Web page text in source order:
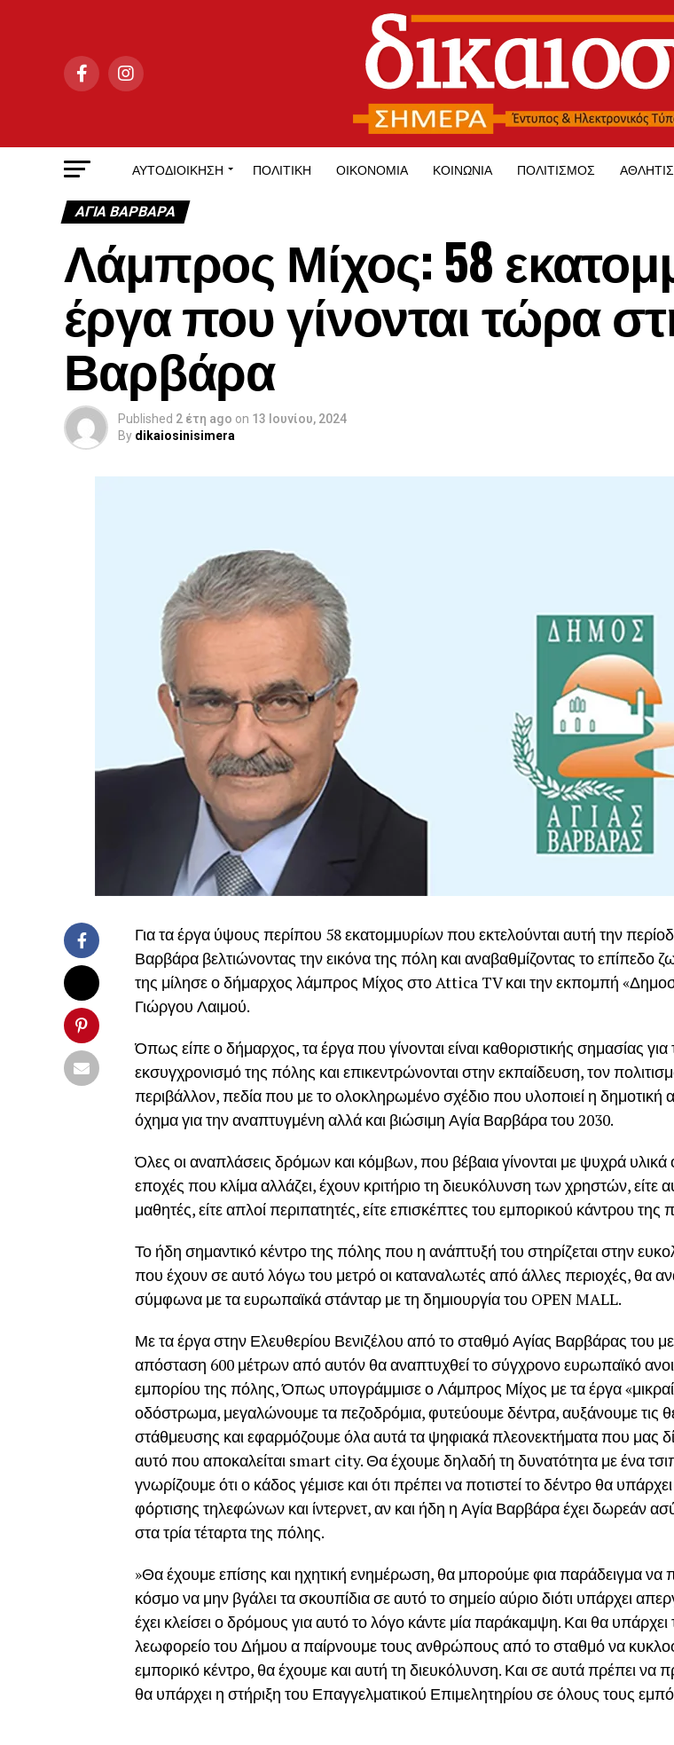
ΑΥΤΟΔΙΟΊΚΗΣΗ ΠΟΛΙΤΙΚΉ ΟΙΚΟΝΟΜΊΑ ΚΟΙΝΩΝΊΑ ΠΟΛΙΤΙΣΜΌΣ
ΑΓΙΑ ΒΑΡΒΑΡΑ
Λάμπρος Μίχος: 58
έργα που γίνονται τώρα
Βαρβάρα
Published 2 έτη ago on 13 Ιουνίου, 2024
By dikaiosinisimera
Για τα έργα ύψους περίπου 58 εκατομμυρίων που εκτελούνται αυτή την
Βαρβάρα βελτιώνοντας την εικόνα της πόλη και αναβαθμίζοντας το επίπεδο
της μίλησε ο δήμαρχος λάμπρος Μίχος στο Attica TV και την εκπομπή
Γιώργου Λαιμού.
Όπως είπε ο δήμαρχος, τα έργα που γίνονται είναι καθοριστικής σημασίας για
εκσυγχρονισμό της πόλης και επικεντρώνονται στην εκπαίδευση, τον
περιβάλλον, πεδία που με το ολοκληρωμένο σχέδιο που υλοποιεί η δημοτική
όχημα για την αναπτυγμένη αλλά και βιώσιμη Αγία Βαρβάρα του 2030.
Όλες οι αναπλάσεις δρόμων και κόμβων, που βέβαια γίνονται με ψυχρά
εποχές που κλίμα αλλάζει, έχουν κριτήριο τη διευκόλυνση των χρηστών, είτε
μαθητές, είτε απλοί περιπατητές, είτε επισκέπτες του εμπορικού κάντρου της
Το ήδη σημαντικό κέντρο της πόλης που η ανάπτυξή του στηρίζεται στην
που έχουν σε αυτό λόγω του μετρό οι καταναλωτές από άλλες περιοχές, θα
σύμφωνα με τα ευρωπαϊκά στάνταρ με τη δημιουργία του OPEN MALL.
Με τα έργα στην Ελευθερίου Βενιζέλου από το σταθμό Αγίας Βαρβάρας του
απόσταση 600 μέτρων από αυτόν θα αναπτυχθεί το σύγχρονο ευρωπαϊκό
εμπορίου της πόλης, Όπως υπογράμμισε ο Λάμπρος Μίχος με τα έργα
οδόστρωμα, μεγαλώνουμε τα πεζοδρόμια, φυτεύουμε δέντρα, αυξάνουμε τις
στάθμευσης και εφαρμόζουμε όλα αυτά τα ψηφιακά πλεονεκτήματα που μας
αυτό που αποκαλείται smart city. Θα έχουμε δηλαδή τη δυνατότητα με ένα
γνωρίζουμε ότι ο κάδος γέμισε και ότι πρέπει να ποτιστεί το δέντρο θα
φόρτισης τηλεφώνων και ίντερνετ, αν και ήδη η Αγία Βαρβάρα έχει δωρεάν
στα τρία τέταρτα της πόλης.
»Θα έχουμε επίσης και ηχητική ενημέρωση, θα μπορούμε φια παράδειγμα να
κόσμο να μην βγάλει τα σκουπίδια σε αυτό το σημείο αύριο διότι υπάρχει
έχει κλείσει ο δρόμους για αυτό το λόγο κάντε μία παράκαμψη. Και θα υπάρχει
λεωφορείο του Δήμου α παίρνουμε τους ανθρώπους από το σταθμό να
εμπορικό κέντρο, θα έχουμε και αυτή τη διευκόλυνση. Και σε αυτά πρέπει να
θα υπάρχει η στήριξη του Επαγγελματικού Επιμελητηρίου σε όλους τους